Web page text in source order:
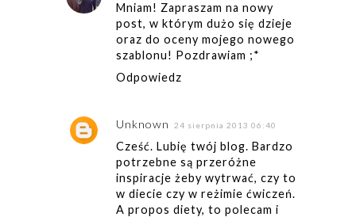
Mniam! Zapraszam na nowy
post, w którym dużo się dzieje
oraz do oceny mojego nowego
szablonu! Pozdrawiam ;*
Odpowiedz
Unknown 24 sierpnia 2013 06:40
Cześć. Lubię twój blog. Bardzo
potrzebne są przeróżne
inspiracje żeby wytrwać, czy to
w diecie czy w reżimie ćwiczeń.
A propos diety, to polecam i